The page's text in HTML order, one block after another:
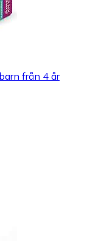
från 4 år